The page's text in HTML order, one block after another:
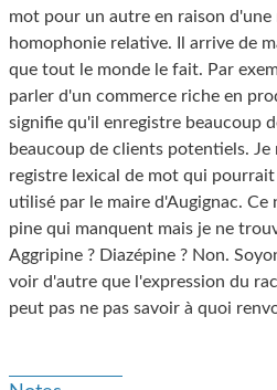
mot pour un autre en raison d'une
homophonie relative. Il arrive de
que tout le monde le fait. Par
parler d'un commerce riche en
signifie qu'il enregistre beaucoup
beaucoup de clients potentiels. Je
registre lexical de mot qui
utilisé par le maire d'Augignac. Ce
pine qui manquent mais je ne
Aggripine ? Diazépine ? Non.
voir d'autre que l'expression du
peut pas ne pas savoir à quoi